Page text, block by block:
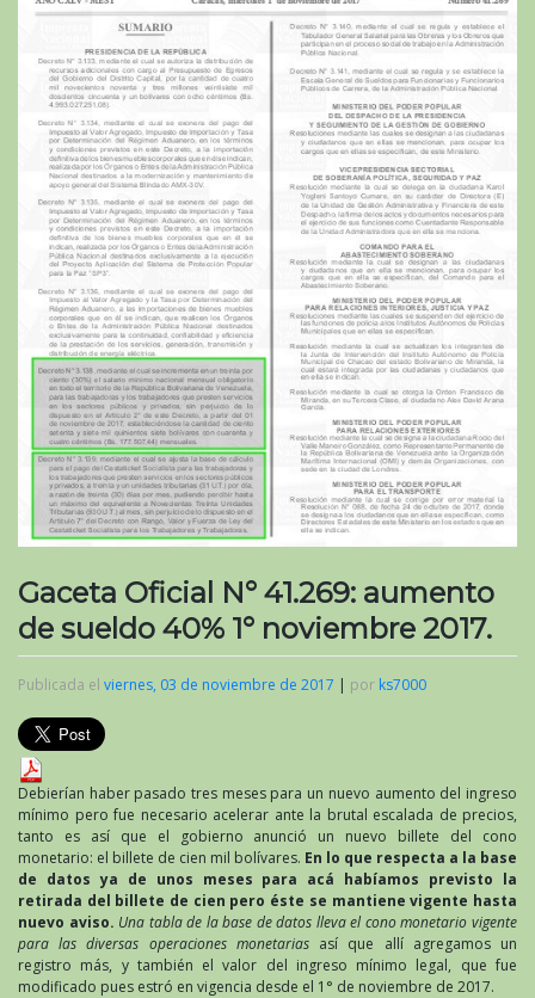
Gaceta Oficial N° 41.269: aumento
de sueldo 40% 1° noviembre 2017.
Publicada el viernes, 03 de noviembre de 2017 | por ks7000
Debierían haber pasado tres meses para un nuevo aumento del ingreso
mínimo pero fue necesario acelerar ante la brutal escalada de precios,
tanto es así que el gobierno anunció un nuevo billete del cono
monetario: el billete de cien mil bolívares. En lo que respecta a la base
de datos ya de unos meses para acá habíamos previsto la
retirada del billete de cien pero éste se mantiene vigente hasta
nuevo aviso. Una tabla de la base de datos lleva el cono monetario vigente
para las diversas operaciones monetarias así que allí agregamos un
registro más, y también el valor del ingreso mínimo legal, que fue
modificado pues estró en vigencia desde el 1° de noviembre de 2017.